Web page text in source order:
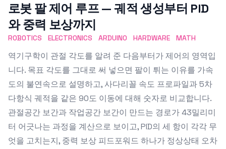
로봇 팔 제어 루프 — 궤적 생성부터 PID
와 중력 보상까지
ROBOTICS ELECTRONICS ARDUINO HARDWARE MATH
역기구학이 관절 각도를 알려 준 다음부터가 제어의 영역입
니다. 목표 각도를 그대로 써 넣으면 팔이 튀는 이유를 가속
도의 불연속으로 설명하고, 사다리꼴 속도 프로파일과 5차
다항식 궤적을 같은 90도 이동에 대해 숫자로 비교합니다.
관절공간 보간과 작업공간 보간이 만드는 경로가 43밀리미
터 어긋나는 과정을 계산으로 보이고, PID의 세 항이 각각 무
엇을 고치는지, 중력 보상 피드포워드 하나가 정상상태 오차